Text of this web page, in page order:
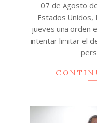
07 de Agosto
Estados Unidos,
jueves una orden
intentar limitar el